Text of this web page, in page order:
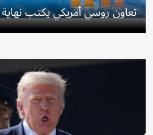
تعاون روسي أمريكي يكتب